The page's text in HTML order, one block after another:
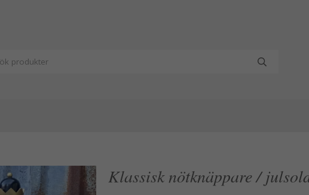
Klassisk nötknäppare /